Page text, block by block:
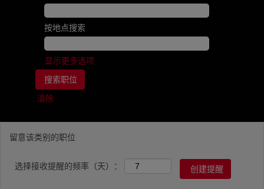
按地点搜索
显示更多选项
清除
留意该类别的职位
选择接收提醒的频率（天）：